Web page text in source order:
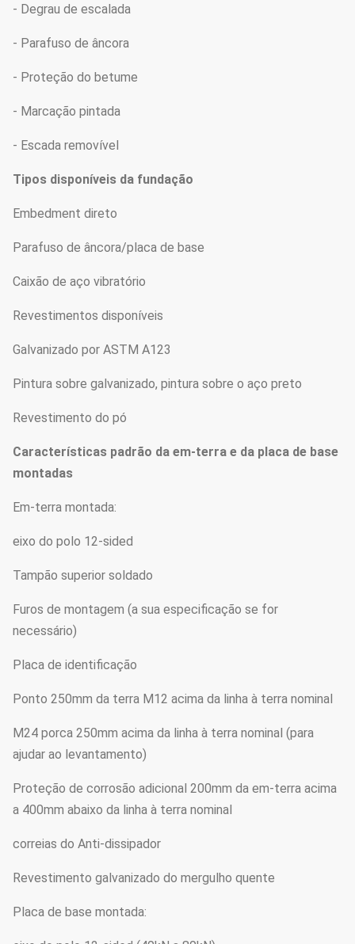
- Degrau de escalada
- Parafuso de âncora
- Proteção do betume
- Marcação pintada
- Escada removível
Tipos disponíveis da fundação
Embedment direto
Parafuso de âncora/placa de base
Caixão de aço vibratório
Revestimentos disponíveis
Galvanizado por ASTM A123
Pintura sobre galvanizado, pintura sobre o aço preto
Revestimento do pó
Características padrão da em-terra e da placa de base
montadas
Em-terra montada:
eixo do polo 12-sided
Tampão superior soldado
Furos de montagem (a sua especificação se for
necessário)
Placa de identificação
Ponto 250mm da terra M12 acima da linha à terra nominal
M24 porca 250mm acima da linha à terra nominal (para
ajudar ao levantamento)
Proteção de corrosão adicional 200mm da em-terra acima
a 400mm abaixo da linha à terra nominal
correias do Anti-dissipador
Revestimento galvanizado do mergulho quente
Placa de base montada: